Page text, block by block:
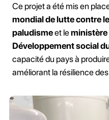
Ce projet a été mis en
mondial de lutte contre
paludismeet leministère
Développement social
capacité du pays à
améliorant la résilience